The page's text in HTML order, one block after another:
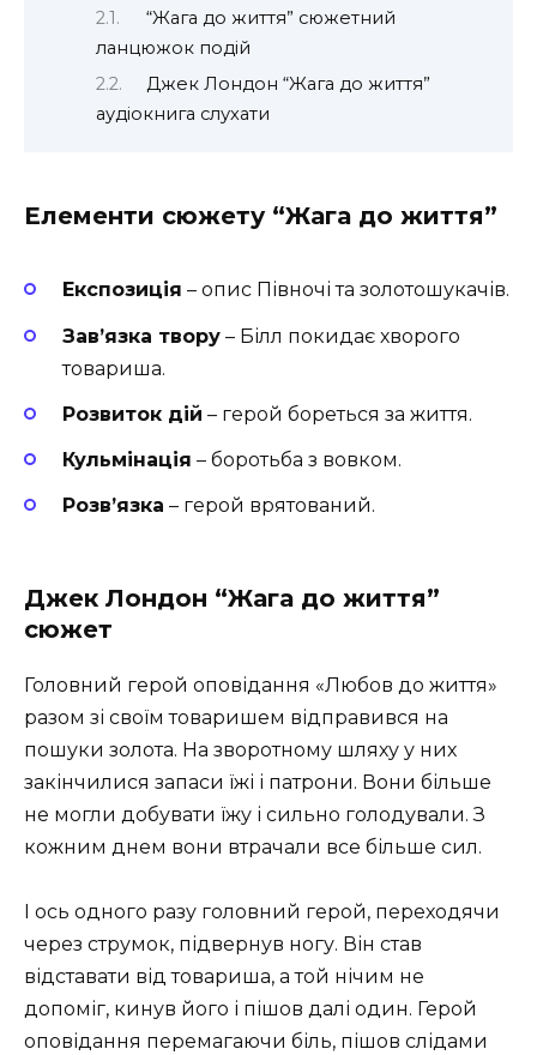
“Жага до життя” сюжетний
ланцюжок подій
Джек Лондон “Жага до життя”
аудіокнига слухати
Елементи сюжету “Жага до життя”
Експозиція – опис Півночі та золотошукачів.
Зав’язка твору – Білл покидає хворого
товариша.
Розвиток дій – герой бореться за життя.
Кульмінація – боротьба з вовком.
Розв’язка – герой врятований.
Джек Лондон “Жага до життя”
сюжет
Головний герой оповідання «Любов до життя»
разом зі своїм товаришем відправився на
пошуки золота. На зворотному шляху у них
закінчилися запаси їжі і патрони. Вони більше
не могли добувати їжу і сильно голодували. З
кожним днем ​​вони втрачали все більше сил.
І ось одного разу головний герой, переходячи
через струмок, підвернув ногу. Він став
відставати від товариша, а той нічим не
допоміг, кинув його і пішов далі один. Герой
оповідання перемагаючи біль, пішов слідами